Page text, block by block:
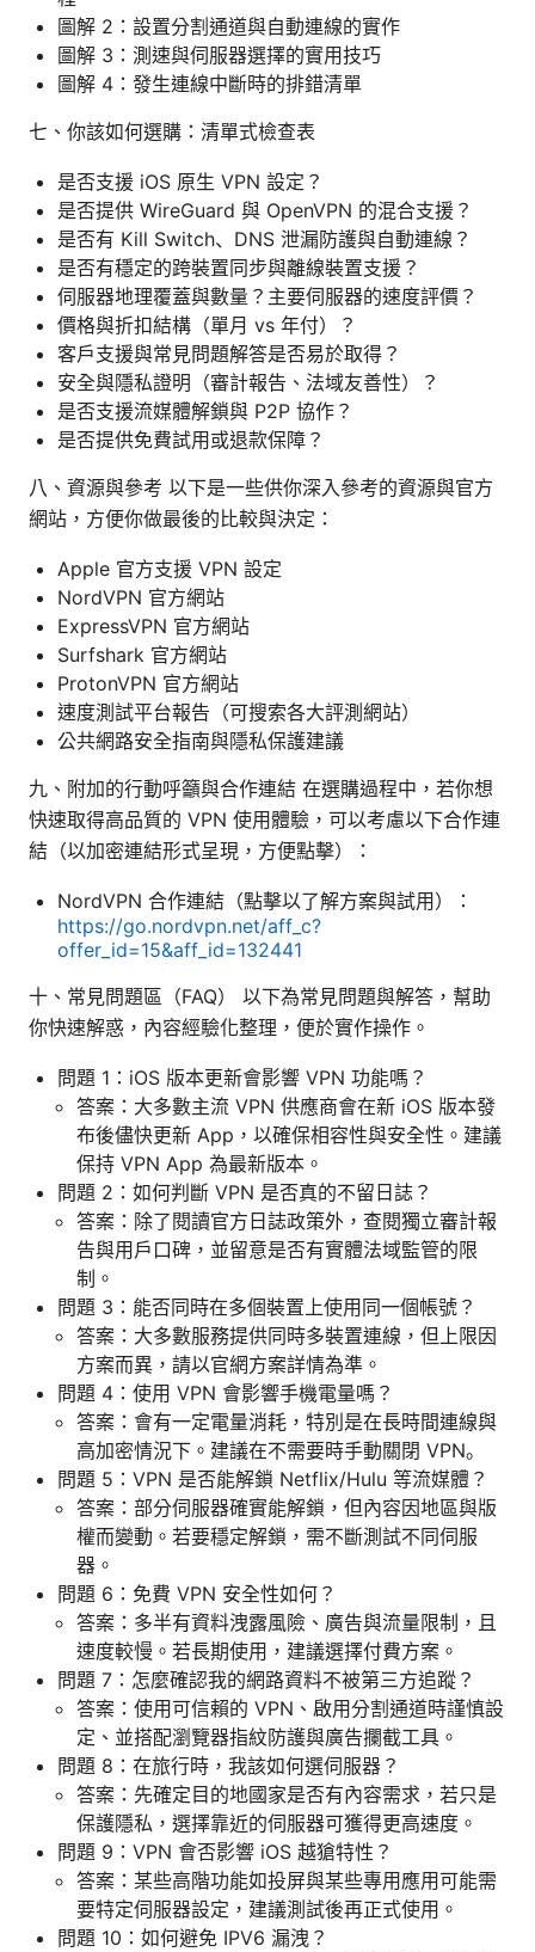
圖解 2：設置分割通道與自動連線的實作
圖解 3：測速與伺服器選擇的實用技巧
圖解 4：發生連線中斷時的排錯清單
七、你該如何選購：清單式檢查表
是否支援 iOS 原生 VPN 設定？
是否提供 WireGuard 與 OpenVPN 的混合支援？
是否有 Kill Switch、DNS 泄漏防護與自動連線？
是否有穩定的跨裝置同步與離線裝置支援？
伺服器地理覆蓋與數量？主要伺服器的速度評價？
價格與折扣結構（單月 vs 年付）？
客戶支援與常見問題解答是否易於取得？
安全與隱私證明（審計報告、法域友善性）？
是否支援流媒體解鎖與 P2P 協作？
是否提供免費試用或退款保障？
八、資源與參考 以下是一些供你深入參考的資源與官方
網站，方便你做最後的比較與決定：
Apple 官方支援 VPN 設定
NordVPN 官方網站
ExpressVPN 官方網站
Surfshark 官方網站
ProtonVPN 官方網站
速度測試平台報告（可搜索各大評測網站）
公共網路安全指南與隱私保護建議
九、附加的行動呼籲與合作連結 在選購過程中，若你想
快速取得高品質的 VPN 使用體驗，可以考慮以下合作連
結（以加密連結形式呈現，方便點擊）：
NordVPN 合作連結（點擊以了解方案與試用）：
https://go.nordvpn.net/aff_c?
offer_id=15&aff_id=132441
十、常見問題區（FAQ） 以下為常見問題與解答，幫助
你快速解惑，內容經驗化整理，便於實作操作。
問題 1：iOS 版本更新會影響 VPN 功能嗎？
答案：大多數主流 VPN 供應商會在新 iOS 版本發
布後儘快更新 App，以確保相容性與安全性。建議
保持 VPN App 為最新版本。
問題 2：如何判斷 VPN 是否真的不留日誌？
答案：除了閱讀官方日誌政策外，查閱獨立審計報
告與用戶口碑，並留意是否有實體法域監管的限
制。
問題 3：能否同時在多個裝置上使用同一個帳號？
答案：大多數服務提供同時多裝置連線，但上限因
方案而異，請以官網方案詳情為準。
問題 4：使用 VPN 會影響手機電量嗎？
答案：會有一定電量消耗，特別是在長時間連線與
高加密情況下。建議在不需要時手動關閉 VPN。
問題 5：VPN 是否能解鎖 Netflix/Hulu 等流媒體？
答案：部分伺服器確實能解鎖，但內容因地區與版
權而變動。若要穩定解鎖，需不斷測試不同伺服
器。
問題 6：免費 VPN 安全性如何？
答案：多半有資料洩露風險、廣告與流量限制，且
速度較慢。若長期使用，建議選擇付費方案。
問題 7：怎麼確認我的網路資料不被第三方追蹤？
答案：使用可信賴的 VPN、啟用分割通道時謹慎設
定、並搭配瀏覽器指紋防護與廣告攔截工具。
問題 8：在旅行時，我該如何選伺服器？
答案：先確定目的地國家是否有內容需求，若只是
保護隱私，選擇靠近的伺服器可獲得更高速度。
問題 9：VPN 會否影響 iOS 越獊特性？
答案：某些高階功能如投屏與某些專用應用可能需
要特定伺服器設定，建議測試後再正式使用。
問題 10：如何避免 IPV6 漏洩？